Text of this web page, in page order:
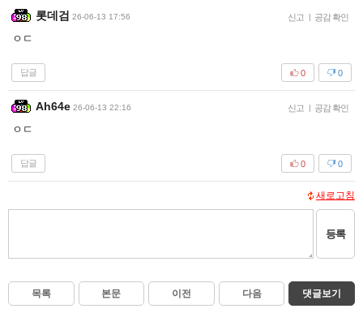
롯데검 26-06-13 17:56 신고 | 공감 확인
ㅇㄷ
답글 0
0
Ah64e 26-06-13 22:16 신고 | 공감 확인
ㅇㄷ
답글 0
0
새로고침
등록
목록 본문 이전 다음 댓글보기